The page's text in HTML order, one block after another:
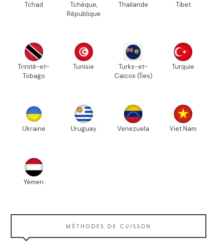
Tchad
Tchèque,
République
Thaïlande Tibet
Trinité-et-
Tobago
Tunisie
Turks-et-
Caïcos (Îles)
Turquie
Ukraine Uruguay Venezuela Viet Nam
Yémen
MÉTHODES DE CUISSON